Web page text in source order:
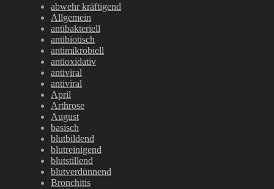
abwehr kräftigend
Allgemein
antibakteriell
antibiotisch
antimikrobiell
antioxidativ
antiviral
antiviral
April
Arthrose
August
basisch
blutbildend
blutreinigend
blutstillend
blutverdünnend
Bronchitis